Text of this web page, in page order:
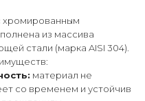
хромированным
из массива
стали (марка AISI 304).
материал не
со временем и устойчив